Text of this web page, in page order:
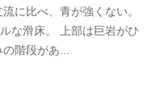
に比べ、青が強くない。
な滑床。 上部は巨岩がひ
の階段があ...